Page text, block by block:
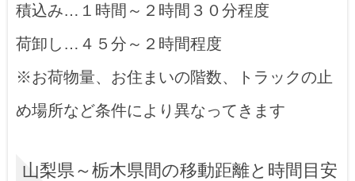
積込み…１時間～２時間３０分程度
荷卸し…４５分～２時間程度
※お荷物量、お住まいの階数、トラックの止
め場所など条件により異なってきます
山梨県～栃木県間の移動距離と時間目安